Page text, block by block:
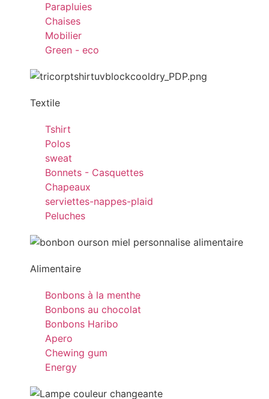
Parapluies
Chaises
Mobilier
Green - eco
Textile
Tshirt
Polos
sweat
Bonnets - Casquettes
Chapeaux
serviettes-nappes-plaid
Peluches
Alimentaire
Bonbons à la menthe
Bonbons au chocolat
Bonbons Haribo
Apero
Chewing gum
Energy